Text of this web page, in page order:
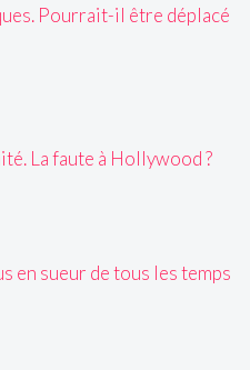
Pourrait-il être déplacé
La faute à Hollywood ?
en sueur de tous les temps